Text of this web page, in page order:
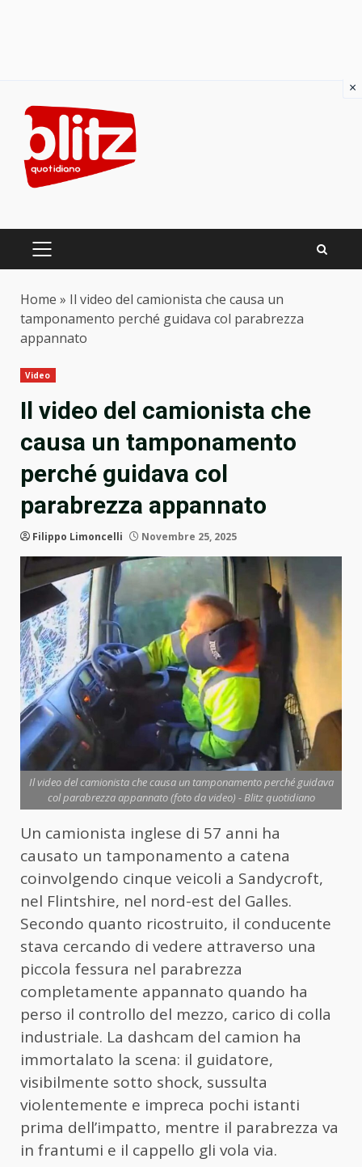
content
PRIMARY
Home » Il video del camionista che causa un
tamponamento perché guidava col parabrezza
appannato
Video
Il video del camionista che
causa un tamponamento
perché guidava col
parabrezza appannato
Filippo Limoncelli Novembre 25, 2025
Il video del camionista che causa un tamponamento perché guidava
col parabrezza appannato (foto da video) - Blitz quotidiano
Un camionista inglese di 57 anni ha
causato un tamponamento a catena
coinvolgendo cinque veicoli a Sandycroft,
nel Flintshire, nel nord-est del Galles.
Secondo quanto ricostruito, il conducente
stava cercando di vedere attraverso una
piccola fessura nel parabrezza
completamente appannato quando ha
perso il controllo del mezzo, carico di colla
industriale. La dashcam del camion ha
immortalato la scena: il guidatore,
visibilmente sotto shock, sussulta
violentemente e impreca pochi istanti
prima dell’impatto, mentre il parabrezza va
in frantumi e il cappello gli vola via.
×